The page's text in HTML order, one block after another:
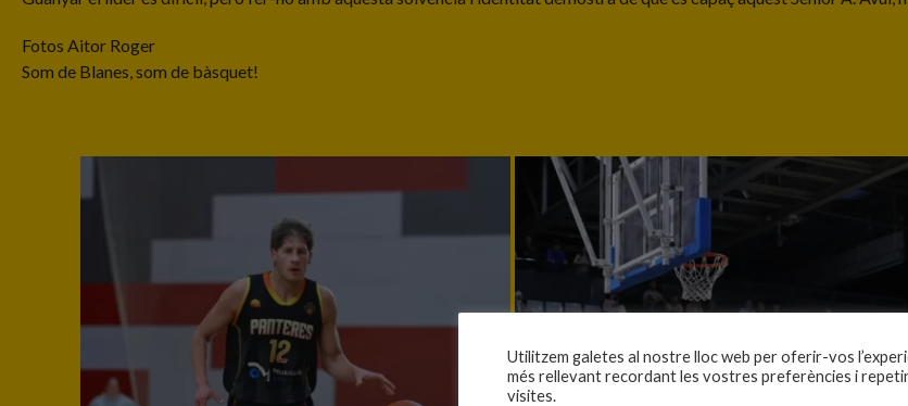
Fotos Aitor Roger
Som de Blanes, som de bàsquet!
Utilitzem galetes al nostre lloc web per oferir-vos
més rellevant recordant les vostres preferències i
visites.